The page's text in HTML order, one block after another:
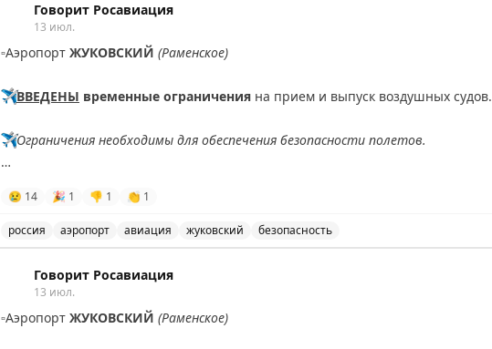
Говорит Росавиация
13 июл.
▫️Аэропорт ЖУКОВСКИЙ (Раменское)
✈️ВВЕДЕНЫ временные ограничения на прием и выпуск воздушных судов.
✈️Ограничения необходимы для обеспечения безопасности полетов.
😢 14 🎉 1 👎 1 👏 1
россия аэропорт авиация жуковский безопасность
Говорит Росавиация
13 июл.
▫️Аэропорт ЖУКОВСКИЙ (Раменское)